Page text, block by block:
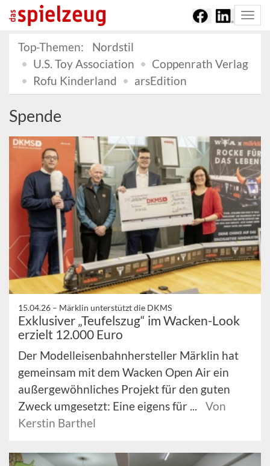
Top-Themen:
Nordstil
U.S. Toy Association
Coppenrath Verlag
Rofu Kinderland
arsEdition
Spende
15.04.26 – Märklin unterstützt die DKMS
Exklusiver „Teufelszug“ im Wacken-Look
erzielt 12.000 Euro
Der Modelleisenbahnhersteller Märklin hat
gemeinsam mit dem Wacken Open Air ein
außergewöhnliches Projekt für den guten
Zweck umgesetzt: Eine eigens für ...
Von
Kerstin Barthel